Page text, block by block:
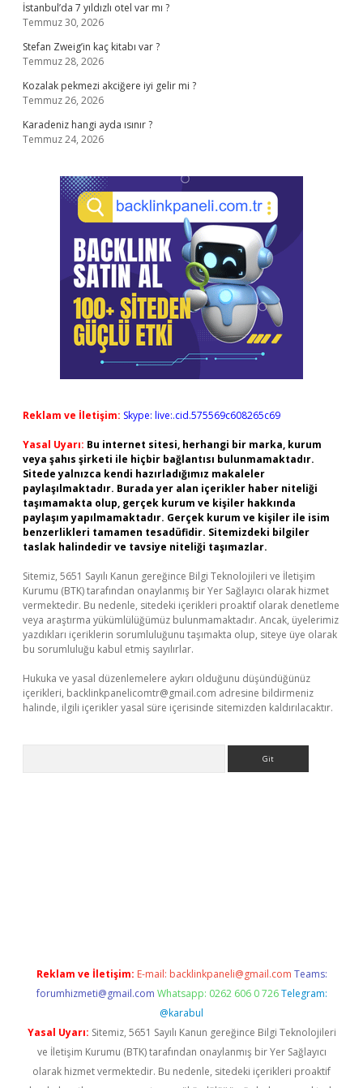
İstanbul’da 7 yıldızlı otel var mı ?
Temmuz 30, 2026
Stefan Zweig’in kaç kitabı var ?
Temmuz 28, 2026
Kozalak pekmezi akciğere iyi gelir mi ?
Temmuz 26, 2026
Karadeniz hangi ayda ısınır ?
Temmuz 24, 2026
Reklam ve İletişim: Skype: live:.cid.575569c608265c69
Yasal Uyarı: Bu internet sitesi, herhangi bir marka, kurum
veya şahıs şirketi ile hiçbir bağlantısı bulunmamaktadır.
Sitede yalnızca kendi hazırladığımız makaleler
paylaşılmaktadır. Burada yer alan içerikler haber niteliği
taşımamakta olup, gerçek kurum ve kişiler hakkında
paylaşım yapılmamaktadır. Gerçek kurum ve kişiler ile isim
benzerlikleri tamamen tesadüfidir. Sitemizdeki bilgiler
taslak halindedir ve tavsiye niteliği taşımazlar.
Sitemiz, 5651 Sayılı Kanun gereğince Bilgi Teknolojileri ve İletişim
Kurumu (BTK) tarafından onaylanmış bir Yer Sağlayıcı olarak hizmet
vermektedir. Bu nedenle, sitedeki içerikleri proaktif olarak denetleme
veya araştırma yükümlülüğümüz bulunmamaktadır. Ancak, üyelerimiz
yazdıkları içeriklerin sorumluluğunu taşımakta olup, siteye üye olarak
bu sorumluluğu kabul etmiş sayılırlar.
Hukuka ve yasal düzenlemelere aykırı olduğunu düşündüğünüz
içerikleri, backlinkpanelicomtr@gmail.com adresine bildirmeniz
halinde, ilgili içerikler yasal süre içerisinde sitemizden kaldırılacaktır.
Reklam ve İletişim: E-mail: backlinkpaneli@gmail.com Teams:
forumhizmeti@gmail.com Whatsapp: 0262 606 0 726 Telegram:
@karabul
Yasal Uyarı: Sitemiz, 5651 Sayılı Kanun gereğince Bilgi Teknolojileri
ve İletişim Kurumu (BTK) tarafından onaylanmış bir Yer Sağlayıcı
olarak hizmet vermektedir. Bu nedenle, sitedeki içerikleri proaktif